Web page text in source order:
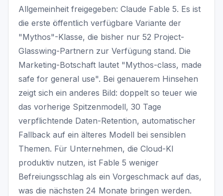
Allgemeinheit freigegeben: Claude Fable 5. Es ist
die erste öffentlich verfügbare Variante der
"Mythos"-Klasse, die bisher nur 52 Project-
Glasswing-Partnern zur Verfügung stand. Die
Marketing-Botschaft lautet "Mythos-class, made
safe for general use". Bei genauerem Hinsehen
zeigt sich ein anderes Bild: doppelt so teuer wie
das vorherige Spitzenmodell, 30 Tage
verpflichtende Daten-Retention, automatischer
Fallback auf ein älteres Modell bei sensiblen
Themen. Für Unternehmen, die Cloud-KI
produktiv nutzen, ist Fable 5 weniger
Befreiungsschlag als ein Vorgeschmack auf das,
was die nächsten 24 Monate bringen werden.